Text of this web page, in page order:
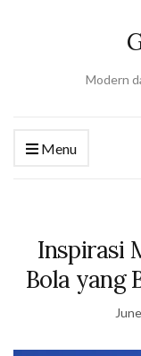
Modern
Menu
Inspirasi
Bola yang